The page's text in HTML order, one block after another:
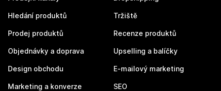
Hledání produktů
Prodej produktů
Objednávky a doprava
Design obchodu
Marketing a konverze
Tržiště
Recenze produktů
Upselling a balíčky
E-mailový marketing
SEO